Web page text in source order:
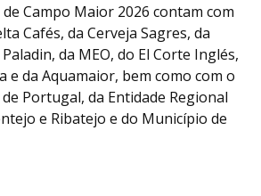
Campo Maior 2026 contam com
Cafés, da Cerveja Sagres, da
da MEO, do El Corte Inglés,
e da Aquamaior, bem como com o
Portugal, da Entidade Regional
e Ribatejo e do Município de